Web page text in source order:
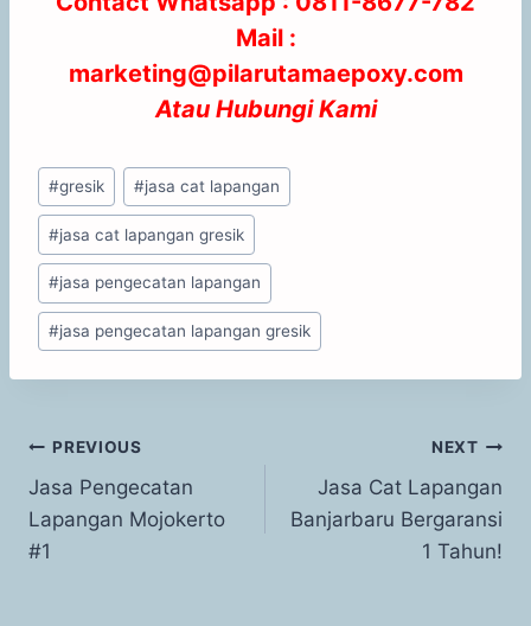
Mail :
marketing@pilarutamaepoxy.com
Atau Hubungi Kami
#gresik #jasa cat lapangan
#jasa cat lapangan gresik
#jasa pengecatan lapangan
#jasa pengecatan lapangan gresik
PREVIOUS
Jasa Pengecatan
Lapangan Mojokerto
#1
NEXT
Jasa Cat Lapangan
Banjarbaru Bergaransi
1 Tahun!